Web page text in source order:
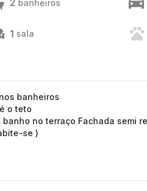
2 banheiros
1 sala
banheiros
o teto
no terraço Fachada semi
se )